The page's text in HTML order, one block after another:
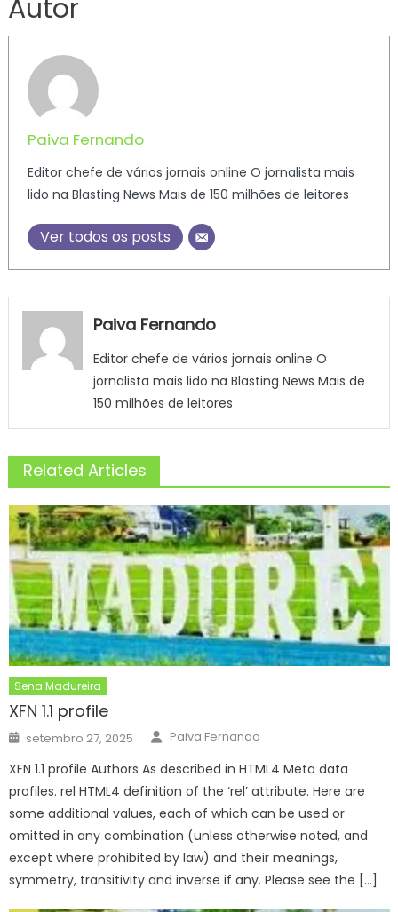
Autor
Paiva Fernando
Editor chefe de vários jornais online O jornalista mais
lido na Blasting News Mais de 150 milhões de leitores
Ver todos os posts
Paiva Fernando
Editor chefe de vários jornais online O
jornalista mais lido na Blasting News Mais de
150 milhões de leitores
Related Articles
Sena Madureira
XFN 1.1 profile
Posted
on
setembro 27, 2025 Author
Paiva Fernando
XFN 1.1 profile Authors As described in HTML4 Meta data
profiles. rel HTML4 definition of the ‘rel’ attribute. Here are
some additional values, each of which can be used or
omitted in any combination (unless otherwise noted, and
except where prohibited by law) and their meanings,
symmetry, transitivity and inverse if any. Please see the […]